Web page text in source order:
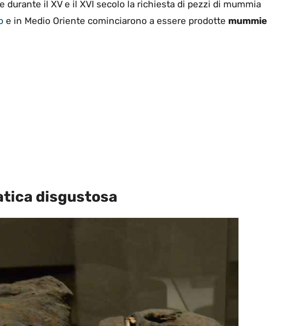
durante il XV e il XVI secolo la richiesta di pezzi di mummia
e in Medio Oriente cominciarono a essere prodotte mummie
disgustosa